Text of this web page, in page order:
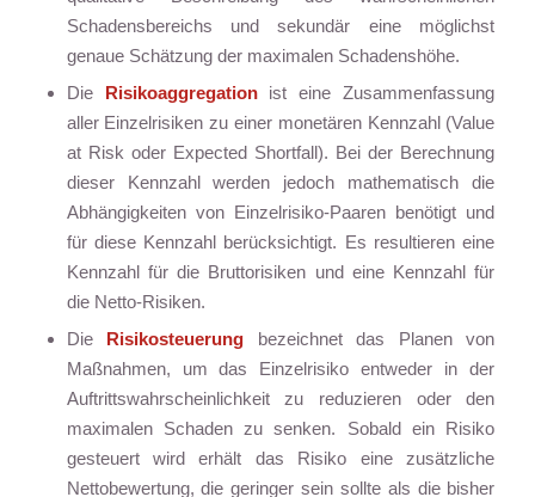
Schadensbereichs und sekundär eine möglichst
genaue Schätzung der maximalen Schadenshöhe.
Die Risikoaggregationist eine Zusammenfassung
aller Einzelrisiken zu einer monetären Kennzahl (Value
at Risk oder Expected Shortfall). Bei der Berechnung
dieser Kennzahl werden jedoch mathematisch die
Abhängigkeiten von Einzelrisiko-Paaren benötigt und
für diese Kennzahl berücksichtigt. Es resultieren eine
Kennzahl für die Bruttorisiken und eine Kennzahl für
die Netto-Risiken.
Die Risikosteuerung bezeichnet das Planen von
Maßnahmen, um das Einzelrisiko entweder in der
Auftrittswahrscheinlichkeit zu reduzieren oder den
maximalen Schaden zu senken. Sobald ein Risiko
gesteuert wird erhält das Risiko eine zusätzliche
Nettobewertung, die geringer sein sollte als die bisher